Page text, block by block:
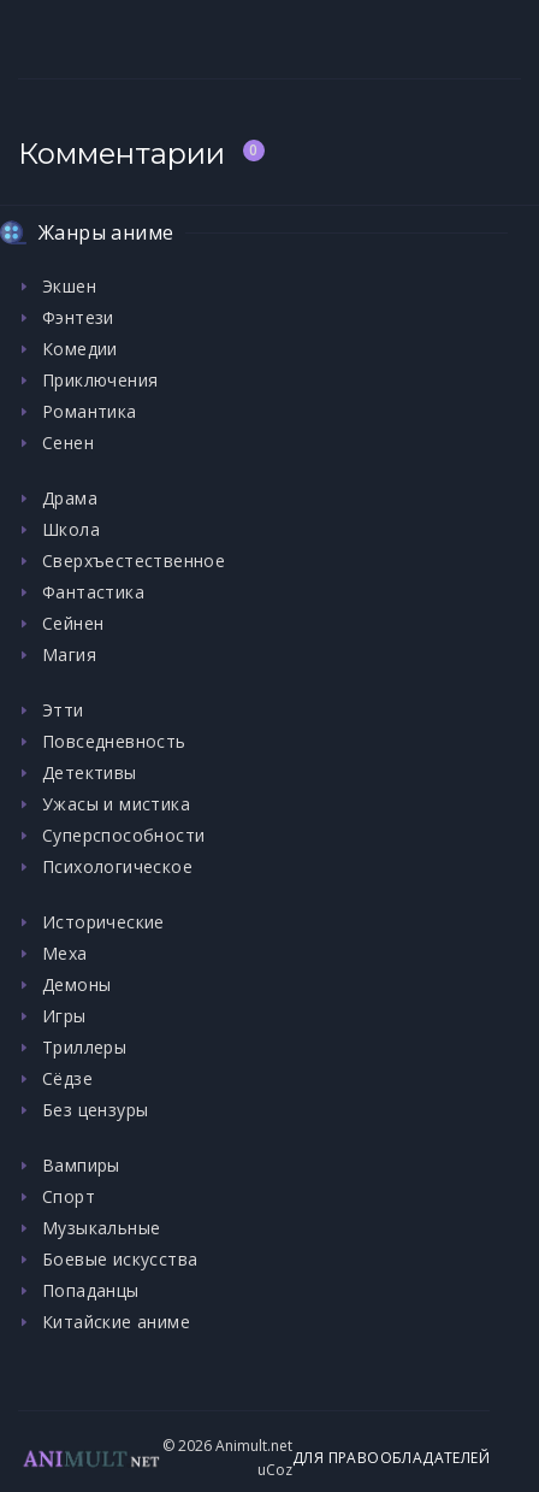
Комментарии 0
Жанры аниме
Экшен
Фэнтези
Комедии
Приключения
Романтика
Сенен
Драма
Школа
Сверхъестественное
Фантастика
Сейнен
Магия
Этти
Повседневность
Детективы
Ужасы и мистика
Суперспособности
Психологическое
Исторические
Меха
Демоны
Игры
Триллеры
Сёдзе
Без цензуры
Вампиры
Спорт
Музыкальные
Боевые искусства
Попаданцы
Китайские аниме
© 2026 Animult.net
uCoz
ДЛЯ ПРАВООБЛАДАТЕЛЕЙ